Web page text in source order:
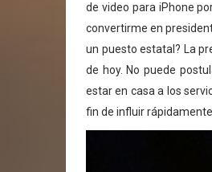
de video para iPhone
convertirme en
un puesto estatal? La
de hoy. No puede
estar en casa a los
fin de influir